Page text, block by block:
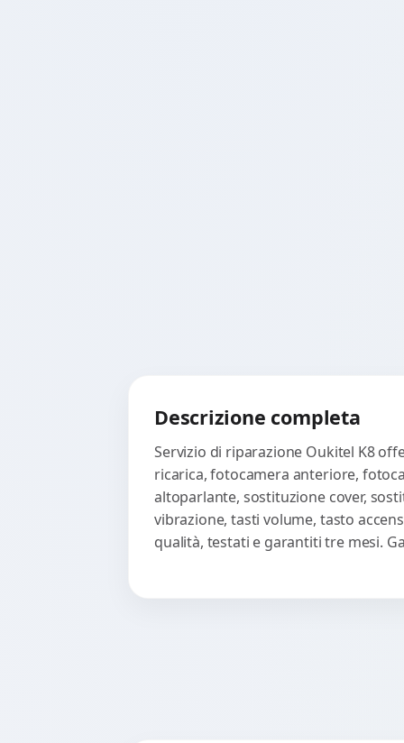
Descrizione completa
Servizio di riparazione Oukitel K8
ricarica, fotocamera anteriore,
altoparlante, sostituzione cover,
vibrazione, tasti volume, tasto
qualità, testati e garantiti tre mesi.